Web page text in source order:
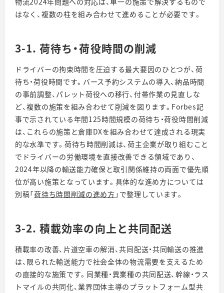
はなく、複数の柱を組み合わせて進めることが必要です。
3-1. 荷待ち・荷役時間の削減
ドライバーの拘束時間を圧迫する最大要因のひとつが、荷
待ち・荷役時間です。バース予約システムの導入、納品時間
の事前調整、パレット荷役への移行、付帯作業の見直しな
ど、複数の施策を組み合わせて削減を図ります。Forbes記
事で示されている年間125時間規模の荷待ち・荷役時間削減
は、これらの施策と倉庫DXを組み合わせて達成される現実
的な水準です。荷待ち時間削減は、荷主企業が取り組むこと
でドライバーの労働環境を直接改善できる領域であり、
2024年以降の輸送能力確保と取引関係維持の両面で優先順
位が高い施策となっています。具体的な進め方については
別稿「荷待ち時間削減の進め方 」で整理しています。
3-2. 積載効率の向上と共同配送
積載率の改善、片道空車の解消、共同配送・共同輸送の推進
は、限られた輸送能力で社会全体の物流需要を支えるため
の直接的な施策です。同業種・異業種の共同配送、幹線・ラス
トマイルの共同化、業界団体主導のプラットフォーム型共